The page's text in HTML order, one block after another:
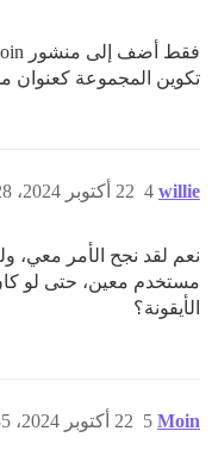
تكوين المجموعة
willie 22 أكتوبر 2024، 12:28م 4
نعم لقد نجح الأمر
مستخدم معين، حتى لو
الأيقونة؟
Moin 22 أكتوبر 2024، 12:35م 5